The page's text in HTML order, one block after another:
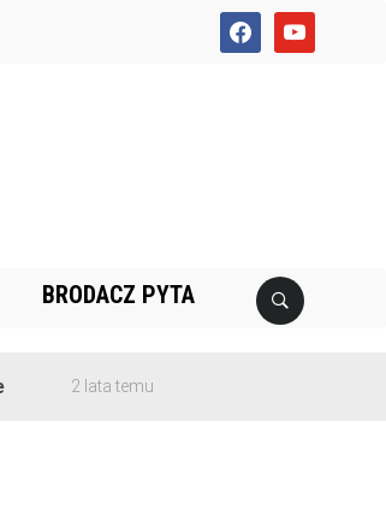
facebookyoutube
BRODACZ PYTA
2 lata temu